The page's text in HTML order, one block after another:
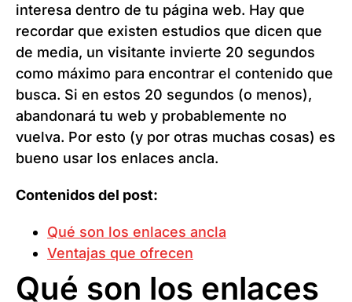
interesa dentro de tu página web. Hay que
recordar que existen estudios que dicen que
de media, un visitante invierte 20 segundos
como máximo para encontrar el contenido que
busca. Si en estos 20 segundos (o menos),
abandonará tu web y probablemente no
vuelva. Por esto (y por otras muchas cosas) es
bueno usar los enlaces ancla.
Contenidos del post:
Qué son los enlaces ancla
Ventajas que ofrecen
Qué son los enlaces